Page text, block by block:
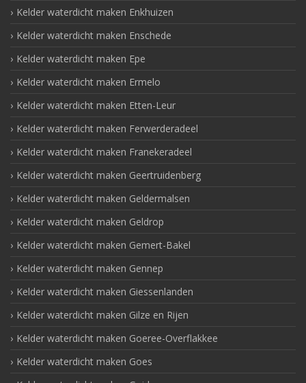
Kelder waterdicht maken Enkhuizen
Kelder waterdicht maken Enschede
Kelder waterdicht maken Epe
Kelder waterdicht maken Ermelo
Kelder waterdicht maken Etten-Leur
Kelder waterdicht maken Ferwerderadeel
Kelder waterdicht maken Franekeradeel
Kelder waterdicht maken Geertruidenberg
Kelder waterdicht maken Geldermalsen
Kelder waterdicht maken Geldrop
Kelder waterdicht maken Gemert-Bakel
Kelder waterdicht maken Gennep
Kelder waterdicht maken Giessenlanden
Kelder waterdicht maken Gilze en Rijen
Kelder waterdicht maken Goeree-Overflakkee
Kelder waterdicht maken Goes